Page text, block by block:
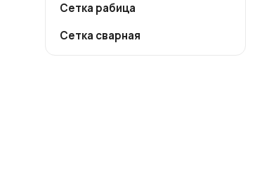
Сетка рабица
Сетка сварная